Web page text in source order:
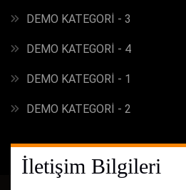
DEMO KATEGORİ - 3
DEMO KATEGORİ - 4
DEMO KATEGORİ - 1
DEMO KATEGORİ - 2
İletişim Bilgileri